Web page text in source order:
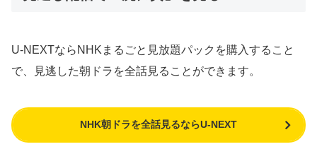
U-NEXTならNHKまるごと見放題パックを購入すること
で、見逃した朝ドラを全話見ることができます。
NHK朝ドラを全話見るならU-NEXT